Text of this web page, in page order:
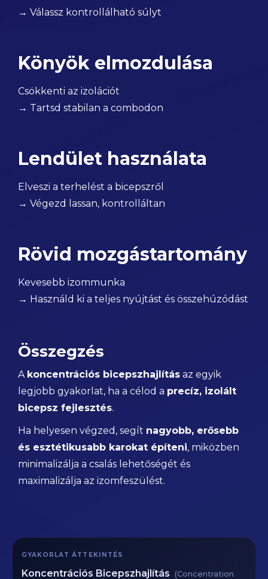
→ Válassz kontrollálható súlyt
Könyök elmozdulása
Csökkenti az izolációt
→ Tartsd stabilan a combodon
Lendület használata
Elveszi a terhelést a bicepszről
→ Végezd lassan, kontrolláltan
Rövid mozgástartomány
Kevesebb izommunka
→ Használd ki a teljes nyújtást és összehúzódást
Összegzés
A koncentrációs bicepszhajlítás az egyik
legjobb gyakorlat, ha a célod a precíz, izolált
bicepsz fejlesztés.
Ha helyesen végzed, segít nagyobb, erősebb
és esztétikusabb karokat építeni, miközben
minimalizálja a csalás lehetőségét és
maximalizálja az izomfeszülést.
GYAKORLAT ÁTTEKINTÉS
Koncentrációs Bicepszhajlítás (Concentration